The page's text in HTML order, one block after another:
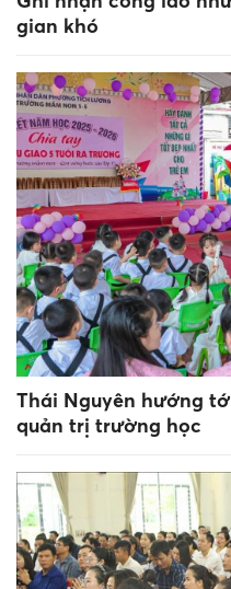
gian khó
Thái Nguyên hướng
quản trị trường học